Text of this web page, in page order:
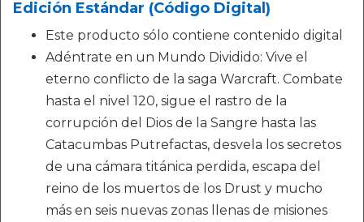
Edición Estándar (Código Digital)
Este producto sólo contiene contenido digital
Adéntrate en un Mundo Dividido: Vive el
eterno conflicto de la saga Warcraft. Combate
hasta el nivel 120, sigue el rastro de la
corrupción del Dios de la Sangre hasta las
Catacumbas Putrefactas, desvela los secretos
de una cámara titánica perdida, escapa del
reino de los muertos de los Drust y mucho
más en seis nuevas zonas llenas de misiones